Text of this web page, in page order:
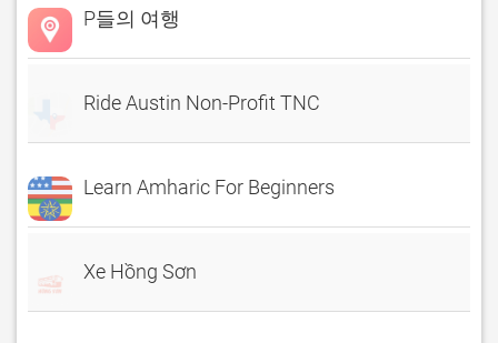
P들의 여행
Ride Austin Non-Profit TNC
Learn Amharic For Beginners
Xe Hồng Sơn